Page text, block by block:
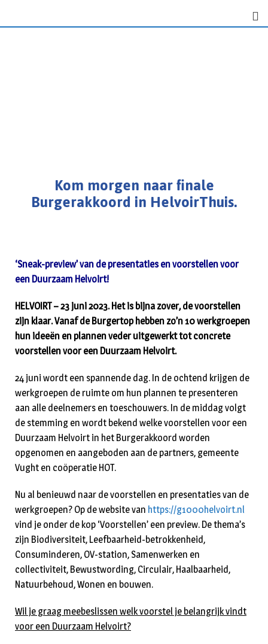
Kom morgen naar finale
Burgerakkoord in HelvoirThuis.
‘Sneak-preview’ van de presentaties en voorstellen voor
een Duurzaam Helvoirt!
HELVOIRT – 23 juni 2023. Het is bijna zover, de voorstellen
zijn klaar. Vanaf de Burgertop hebben zo’n 10 werkgroepen
hun ideeën en plannen veder uitgewerkt tot concrete
voorstellen voor een Duurzaam Helvoirt.
24 juni wordt een spannende dag. In de ochtend krijgen de
werkgroepen de ruimte om hun plannen te presenteren
aan alle deelnemers en toeschouwers. In de middag volgt
de stemming en wordt bekend welke voorstellen voor een
Duurzaam Helvoirt in het Burgerakkoord worden
opgenomen en aangeboden aan de partners, gemeente
Vught en coöperatie HOT.
Nu al benieuwd naar de voorstellen en presentaties van de
werkgroepen? Op de website van https://g1000helvoirt.nl
vind je onder de kop ‘Voorstellen’ een preview. De thema’s
zijn Biodiversiteit, Leefbaarheid-betrokkenheid,
Consuminderen, OV-station, Samenwerken en
collectiviteit, Bewustwording, Circulair, Haalbaarheid,
Natuurbehoud, Wonen en bouwen.
Wil je graag meebeslissen welk voorstel je belangrijk vindt
voor een Duurzaam Helvoirt?